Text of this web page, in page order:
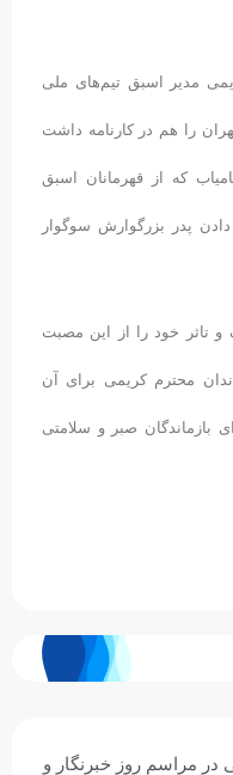
مدیر اسبق تیم‌های ملی
را هم در کارنامه داشت
که از قهرمانان اسبق
پدر بزرگوارش سوگوار
تاثر خود را از این مصبت
محترم کریمی برای آن
صبر و سلامتی
مراسم روز خبرنگار و